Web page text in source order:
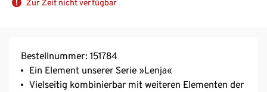
Zur Zeit nicht verfügbar
Bestellnummer: 151784
Ein Element unserer Serie »Lenja«
Vielseitig kombinierbar mit weiteren Elementen der